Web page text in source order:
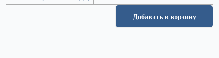
Добавить в корзину